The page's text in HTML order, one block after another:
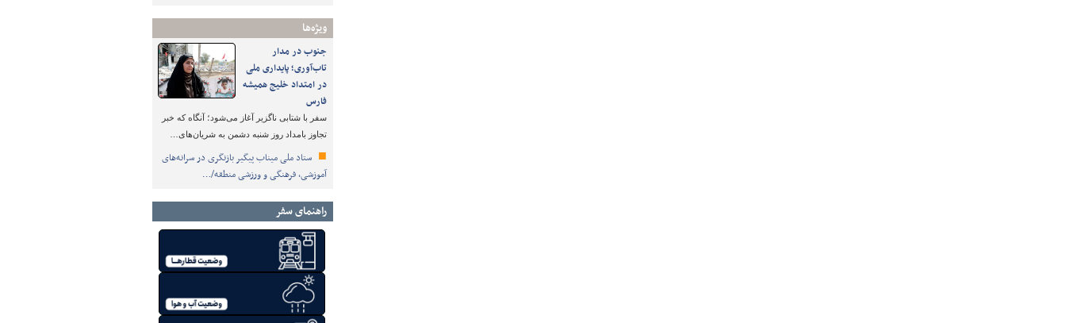
ویژه‌ها
جنوب در مدار
تاب‌آوری؛ پایداری ملی
در امتداد خلیج همیشه
فارس
سفر با شتابی ناگزیر آغاز می‌شود؛ آنگاه که خبر
تجاوز بامداد روز شنبه دشمن به شریان‌های…
ستاد ملی میناب پیگیر بازنگری در سرانه‌های
آموزشی، فرهنگی و ورزشی منطقه/…
راهنمای سفر